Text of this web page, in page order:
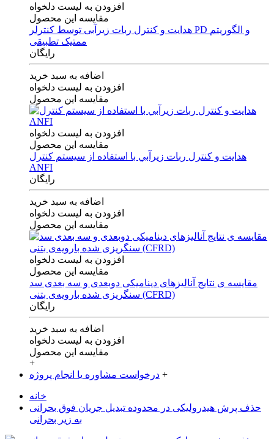
افزودن به لیست دلخواه
مقایسه این محصول
هدایت و کنترل ربات زیرآبی توسط کنترلر PD و الگوریتم
ممتیک تطبیقی
رایگان
اضافه به سبد خرید
افزودن به لیست دلخواه
مقایسه این محصول
افزودن به لیست دلخواه
مقایسه این محصول
هدايت و كنترل ربات زيرآبي با استفاده از سيستم كنترل
ANFI
رایگان
اضافه به سبد خرید
افزودن به لیست دلخواه
مقایسه این محصول
افزودن به لیست دلخواه
مقایسه این محصول
مقایسه ی‌ نتایج آنالیزهای‌ دینامیکی‌ دوبعدی‌ و‌ سه بعدی‌ سد
سنگریزی‌ شده با‌رویه‌ی‌ بتنی‌ (CFRD)
رایگان
اضافه به سبد خرید
افزودن به لیست دلخواه
مقایسه این محصول
+
درخواست مشاوره یا انجام پروژه +
خانه
حذف پرش هیدرولیكی در محدوده تبدیل جریان فوق بحرانی
به زیر بحرانی